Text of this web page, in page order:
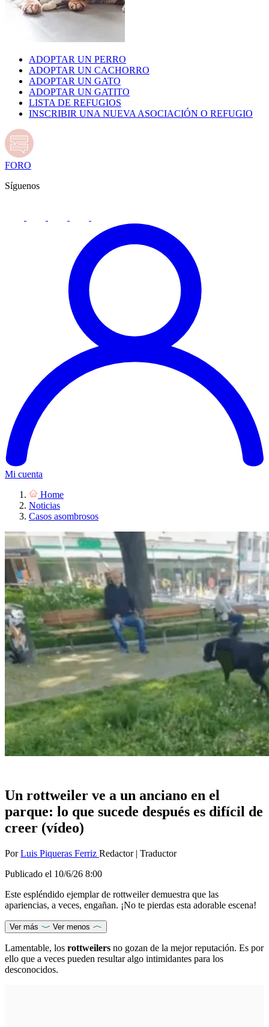
ADOPTAR UN PERRO
ADOPTAR UN CACHORRO
ADOPTAR UN GATO
ADOPTAR UN GATITO
LISTA DE REFUGIOS
INSCRIBIR UNA NUEVA ASOCIACIÓN O REFUGIO
FORO
Síguenos
Mi cuenta
Home
Noticias
Casos asombrosos
Un rottweiler ve a un anciano en el
parque: lo que sucede después es difícil de
creer (vídeo)
PorLuis Piqueras Ferriz Redactor | Traductor
Publicado el 10/6/26 8:00
Este espléndido ejemplar de rottweiler demuestra que las
apariencias, a veces, engañan. ¡No te pierdas esta adorable escena!
Ver más Ver menos
Lamentable, los rottweilers no gozan de la mejor reputación. Es por
ello que a veces pueden resultar algo intimidantes para los
desconocidos.